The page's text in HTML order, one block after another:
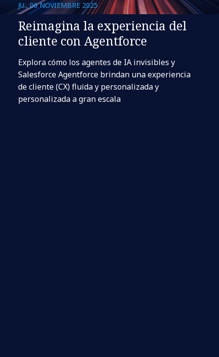
JU., 06 NOVIEMBRE 2025
Reimagina la experiencia del
cliente con Agentforce
Explora cómo los agentes de IA invisibles y
Salesforce Agentforce brindan una experiencia
de cliente (CX) fluida y personalizada y
personalizada a gran escala